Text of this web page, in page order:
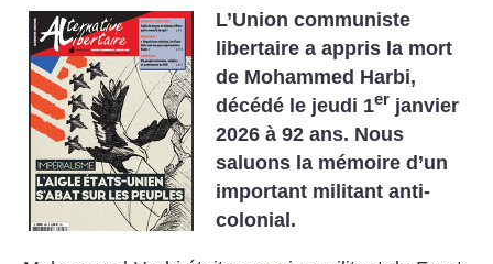
L’Union communiste
libertaire a appris la mort
de Mohammed Harbi,
décédé le jeudi 1er janvier
2026 à 92 ans. Nous
saluons la mémoire d’un
important militant anti-
colonial.